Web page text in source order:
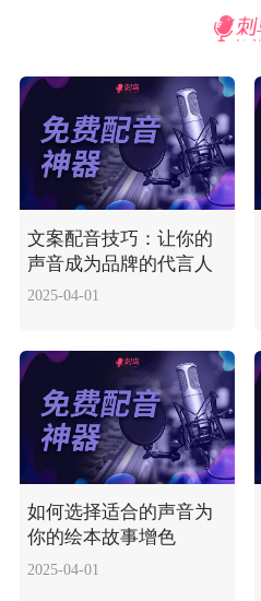
文案配音技巧：让你的
声音成为品牌的代言人
2025-04-01
如何选择适合的声音为
你的绘本故事增色
2025-04-01